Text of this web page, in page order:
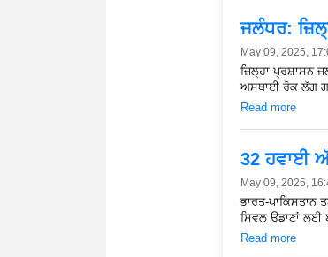
ਜਲੰਧਰ:
May 09, 2025,
ਜ਼ਿਲ੍ਹਾ ਪ੍ਰਸ਼ਾਸਨ
ਅਸਥਾਈ ਰੋਕ ਲੱਗ
Read more
32 ਹਵਾਈ
May 09, 2025,
ਭਾਰਤ-
ਸਿਵਲ ਉਡਾਣਾਂ ਲਈ
Read more